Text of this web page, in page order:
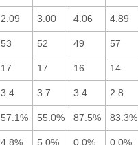
2.09 3.00 4.06 4.89
53 52 49 57
17 17 16 14
3.4 3.7 3.4 2.8
57.1% 55.0% 87.5% 83.3%
4.8% 5.0% 0.0% 0.0%